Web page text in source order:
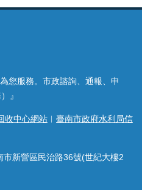
您服務。市政諮詢、通報、申
』
收中心網站 ︱ 臺南市政府水利局信
新營區民治路36號(世紀大樓2